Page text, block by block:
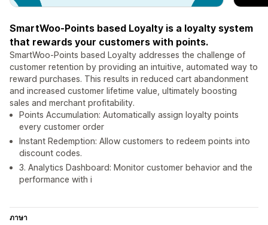
SmartWoo-Points based Loyalty is a loyalty system
that rewards your customers with points.
SmartWoo-Points based Loyalty addresses the challenge of
customer retention by providing an intuitive, automated way to
reward purchases. This results in reduced cart abandonment
and increased customer lifetime value, ultimately boosting
sales and merchant profitability.
Points Accumulation: Automatically assign loyalty points
every customer order
Instant Redemption: Allow customers to redeem points into
discount codes.
3. Analytics Dashboard: Monitor customer behavior and the
performance with i
ภาษา